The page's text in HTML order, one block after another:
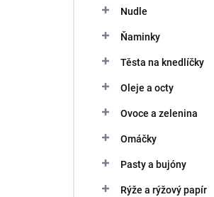
Nudle
Ňaminky
Těsta na knedlíčky
Oleje a octy
Ovoce a zelenina
Omáčky
Pasty a bujóny
Rýže a rýžový papír